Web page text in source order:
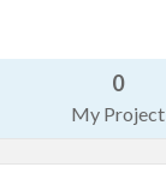
0
My Project